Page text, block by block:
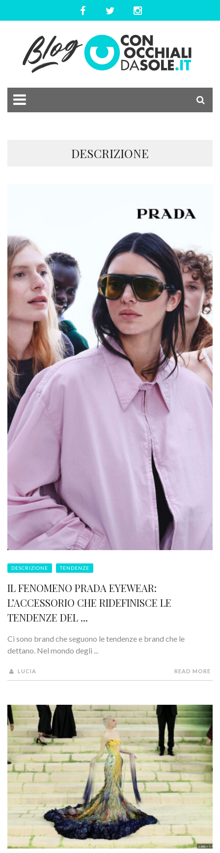
DESCRIZIONE
DESCRIZIONE TENDENZE
IL FENOMENO PRADA EYEWEAR:
L’ACCESSORIO CHE RIDEFINISCE LE
TENDENZE DEL ...
Ci sono brand che seguono le tendenze e brand che le
dettano. Nel mondo degli ...
LUCIA READ MORE